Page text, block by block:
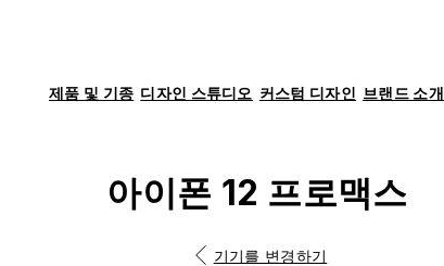
제품 및 기종 디자인 스튜디오 커스텀 디자인 브랜드 소개
아이폰 12 프로맥스
기기를 변경하기